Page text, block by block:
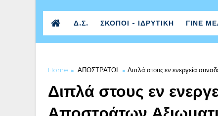
Δ.Σ. ΣΚΟΠΟΙ - ΙΔΡΥΤΙΚΗ ΓΙΝΕ
Home ΑΠΟΣΤΡΑΤΟΙ Διπλά στους εν ενεργεία
Διπλά στους εν